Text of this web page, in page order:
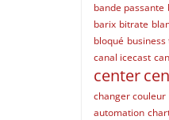
bande passante
barix bitrate
bloqué business
canal icecast
center
changer couleur
automation